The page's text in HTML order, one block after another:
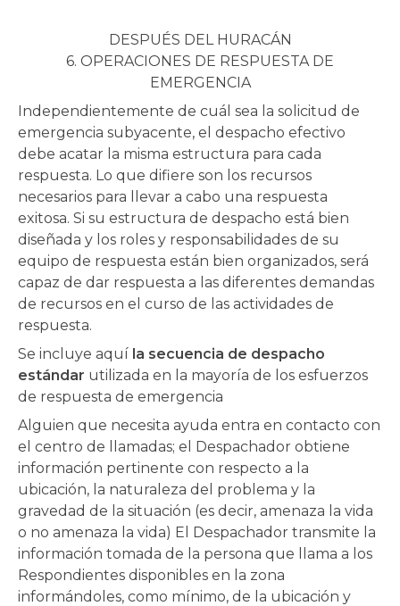
DESPUÉS DEL HURACÁN
6. OPERACIONES DE RESPUESTA DE
EMERGENCIA
Independientemente de cuál sea la solicitud de
emergencia subyacente, el despacho efectivo
debe acatar la misma estructura para cada
respuesta. Lo que difiere son los recursos
necesarios para llevar a cabo una respuesta
exitosa. Si su estructura de despacho está bien
diseñada y los roles y responsabilidades de su
equipo de respuesta están bien organizados, será
capaz de dar respuesta a las diferentes demandas
de recursos en el curso de las actividades de
respuesta.
Se incluye aquí la secuencia de despacho
estándar utilizada en la mayoría de los esfuerzos
de respuesta de emergencia
Alguien que necesita ayuda entra en contacto con
el centro de llamadas; el Despachador obtiene
información pertinente con respecto a la
ubicación, la naturaleza del problema y la
gravedad de la situación (es decir, amenaza la vida
o no amenaza la vida) El Despachador transmite la
información tomada de la persona que llama a los
Respondientes disponibles en la zona
informándoles, como mínimo, de la ubicación y